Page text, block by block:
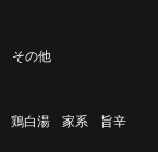
その他
鶏白湯 家系
旨辛